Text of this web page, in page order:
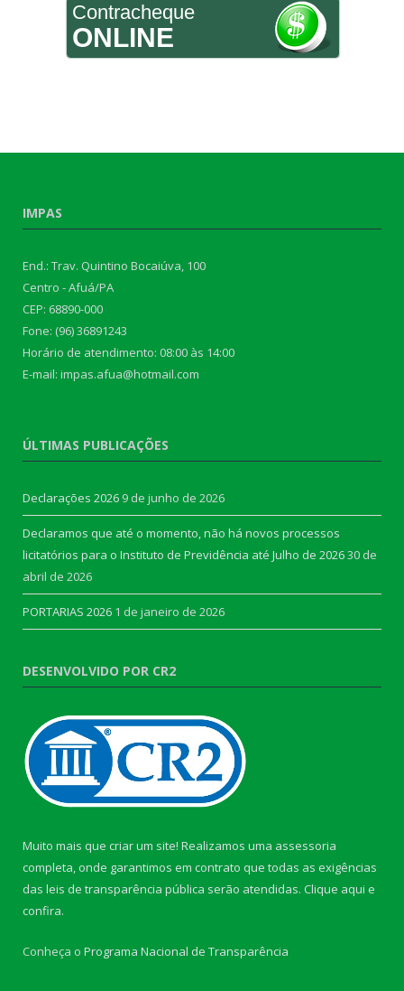
Contracheque
ONLINE
IMPAS
End.: Trav. Quintino Bocaiúva, 100
Centro - Afuá/PA
CEP: 68890-000
Fone: (96) 36891243
Horário de atendimento: 08:00 às 14:00
E-mail: impas.afua@hotmail.com
ÚLTIMAS PUBLICAÇÕES
Declarações 2026 9 de junho de 2026
Declaramos que até o momento, não há novos processos
licitatórios para o Instituto de Previdência até Julho de 202630 de
abril de 2026
PORTARIAS 2026 1 de janeiro de 2026
DESENVOLVIDO POR CR2
Muito mais que criar um site! Realizamos uma assessoria
completa, onde garantimos em contrato que todas as exigências
das leis de transparência pública serão atendidas. Clique aqui e
confira.
Conheça o Programa Nacional de Transparência